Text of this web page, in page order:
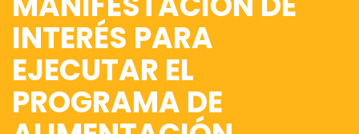
INTERÉS PARA
EJECUTAR EL
PROGRAMA DE